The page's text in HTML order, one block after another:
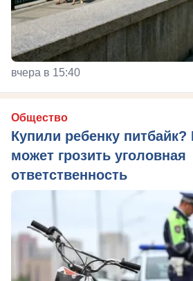
вчера в 15:40
Общество
Купили ребенку
может грозить уголовная
ответственность